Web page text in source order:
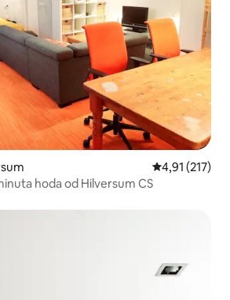
Prosječna
4,91 (217)
hoda od Hilversum CS